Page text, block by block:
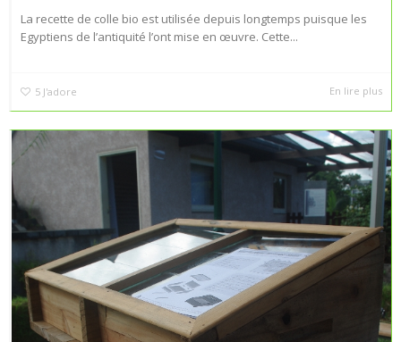
La recette de colle bio est utilisée depuis longtemps puisque les
Egyptiens de l’antiquité l’ont mise en œuvre. Cette...
5 J'adore En lire plus